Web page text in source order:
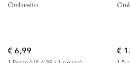
Ombretto
€ 6,99 €